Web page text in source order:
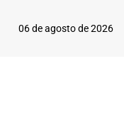
06 de agosto de 2026